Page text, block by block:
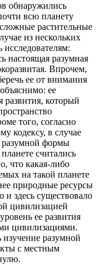
обнаружились
всю планету
растительные
из нескольких
настоящая разумная
Впрочем,
ее от внимания
ее
развития, который
того, согласно
кодексу, в случае
разумной формы
считались
что какая-либо
на такой планете
природные ресурсы
здесь существовало
цивилизацией
ее развития
цивилизациями.
разумной
с местным